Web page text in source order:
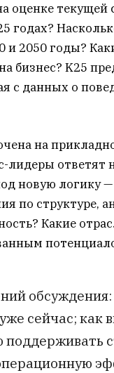
оценке текущей
годах?
и 2050 годы?
бизнес? K25
с данных о
на
ответят
новую логику
по структуре,
Какие
обсуждения:
сейчас; как